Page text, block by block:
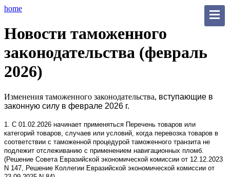
home
Новости таможенного
законодательства (февраль
2026)
Изменения таможенного законодательства, вступающие в
законную силу в феврале 2026 г.
1. С 01.02.2026 начинает применяться Перечень товаров или
категорий товаров, случаев или условий, когда перевозка товаров в
соответствии с таможенной процедурой таможенного транзита не
подлежит отслеживанию с применением навигационных пломб.
(Решение Совета Евразийской экономической комиссии от 12.12.2023
N 147, Решение Коллегии Евразийской экономической комиссии от